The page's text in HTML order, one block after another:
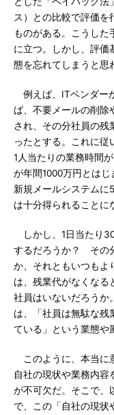
ス）との比較で評価を
ものがある。こうした
に立つ。しかし、評価
態を忘れてしまうと思
例えば、ITベンダー
ば、不要メールの削除
され、その分社員の残
ったとする。これに従
1人当たりの業務時間
が年間1000万円とはじ
新規メールシステムに
は十分得られることに
しかし、1日当たり
するだろうか？ その
か、それともいつもよ
は、残業代がなくなる
社員はいないだろうか
は、「社員は無駄な残
ている」という業態や
このように、本当に
自社の現状や業務内容
が不可欠だ。そこで、
で、この「自社の現状